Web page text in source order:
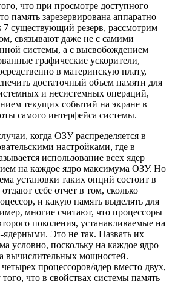
что при просмотре доступного
память зарезервирована аппаратно
7 существующий резерв, рассмотрим
связывают даже не с самими
системы, а с высвобождением
графические ускорители,
в материнскую плату,
достаточный объем памяти для
и несистемных операций,
текущих событий на экране в
самого интерфейса системы.
когда ОЗУ распределяется в
настройками, где в
использование всех ядер
на каждое ядро максимума ОЗУ. Но
установки таких опций состоит в
себе отчет в том, сколько
и какую память выделять для
многие считают, что процессоры
поколения, устанавливаемые на
ядерными. Это не так. Назвать их
условно, поскольку на каждое ядро
вычислительных мощностей.
процессоров/ядер вместо двух,
что в свойствах системы память